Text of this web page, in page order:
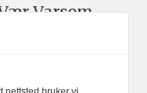
Varsom-